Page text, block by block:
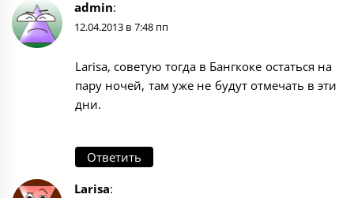
admin:
12.04.2013 в 7:48 пп
Larisa, советую тогда в Бангкоке остаться на
пару ночей, там уже не будут отмечать в эти
дни.
Ответить
Larisa: